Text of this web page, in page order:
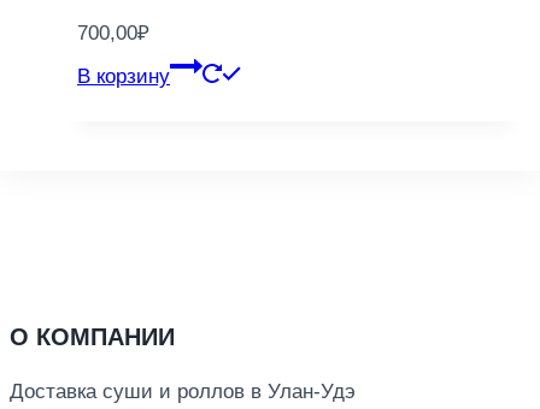
700,00₽
В корзину
О КОМПАНИИ
Доставка суши и роллов в Улан-Удэ